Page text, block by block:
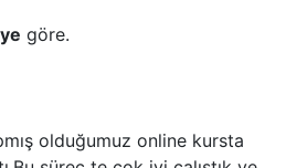
göre.
olduğumuz online kursta